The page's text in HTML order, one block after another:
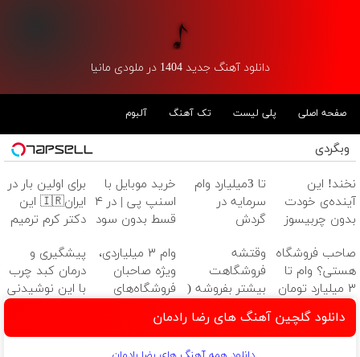
دانلود آهنگ جدید 1404 در ملودی مانیا
صفحه اصلی پلی لیست تک آهنگ آلبوم
وبگردی
نخند! این
آینده‌ی خودت
بدون چربیسوز
نشده سفارش
بده)
تا 3میلیارد وام
سرمایه در
گردش
فروشگاهت رو
ثبت کن
خرید موبایل با
اسنپ پی | در ۴
قسط بدون سود
برای اولین بار در
ایران🇮🇷 این
دکتر کرم ترمیم
ساخت!
صاحب فروشگاه
هستی؟ وام تا
۳ میلیارد تومان
بگیر
وقتشه
فروشگاهت
بیشتر بفروشه (
همین الان ثبت
نام کن )
وام ۳ میلیاردی،
ویژه صاحبان
فروشگاه‌های
پیشگیری و
درمان کبد چرب
با این نوشیدنی
دانلود گلچین آهنگ های رضا رادمان